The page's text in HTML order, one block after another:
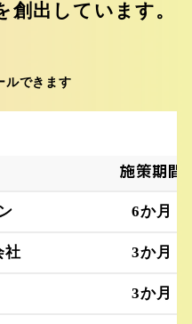
創出しています。
ルできます
施策期間
6か月
社 3か月
3か月